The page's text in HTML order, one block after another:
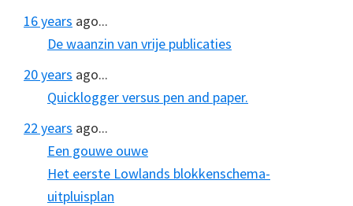
16 years ago...
De waanzin van vrije publicaties
20 years ago...
Quicklogger versus pen and paper.
22 years ago...
Een gouwe ouwe
Het eerste Lowlands blokkenschema-
uitpluisplan